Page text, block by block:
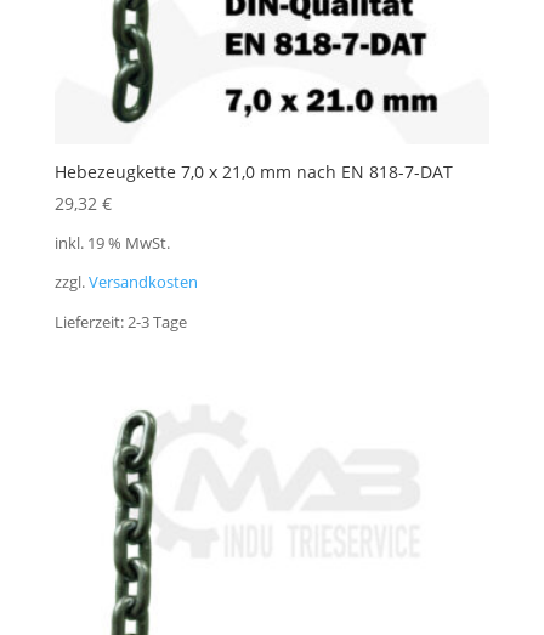
Hebezeugkette 7,0 x 21,0 mm nach EN 818-7-DAT
29,32 €
inkl. 19 % MwSt.
zzgl.Versandkosten
Lieferzeit:2-3 Tage